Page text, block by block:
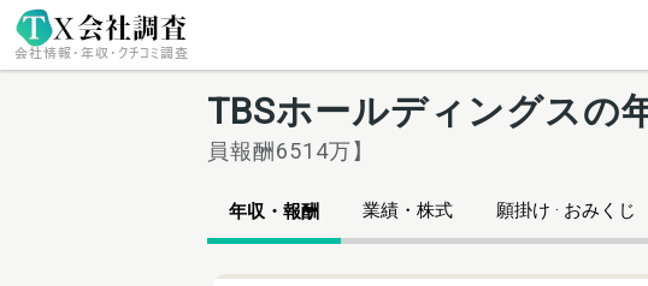
TBSホールディングスの
員報酬6514万】
年収・報酬 業績・株式 願掛け · おみくじ